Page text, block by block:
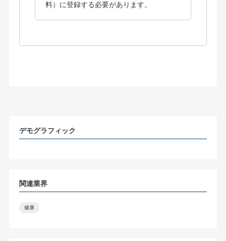
料）に登録する必要があります。
デモグラフィック
関連業界
健康